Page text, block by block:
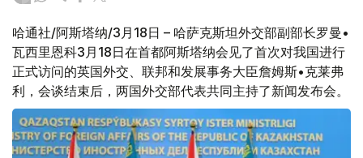
哈通社/阿斯塔纳/3月18日 – 哈萨克斯坦外交部副部长罗曼•
瓦西里恩科3月18日在首都阿斯塔纳会见了首次对我国进行
正式访问的英国外交、联邦和发展事务大臣詹姆斯•克莱弗
利，会谈结束后，两国外交部代表共同主持了新闻发布会。